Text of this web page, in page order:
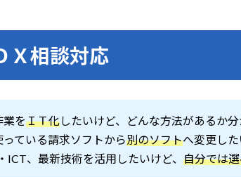
Ｘ相談対応
業をＩＴ化したいけど、どんな方法があるか分
っている請求ソフトから別のソフトへ変更した
ICT、最新技術を活用したいけど、自分では